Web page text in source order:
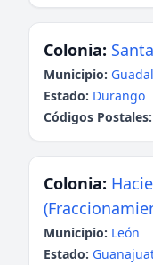
Colonia:
Municipio:
Estado: Durango
Códigos Postales:
Colonia:
Municipio: León
Estado: